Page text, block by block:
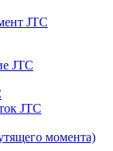
JTC
JTC
JTC
момента)